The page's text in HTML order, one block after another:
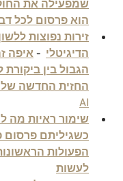
שמפעילה את
הוא פרסום לכל
זירות נפוצות
הדיגיטלי
  -
איפה
הגבול בין
החזית החדשה של
AI
שימור ראיות מה
כשגיליתם פרסום
הפעולות
לעשות